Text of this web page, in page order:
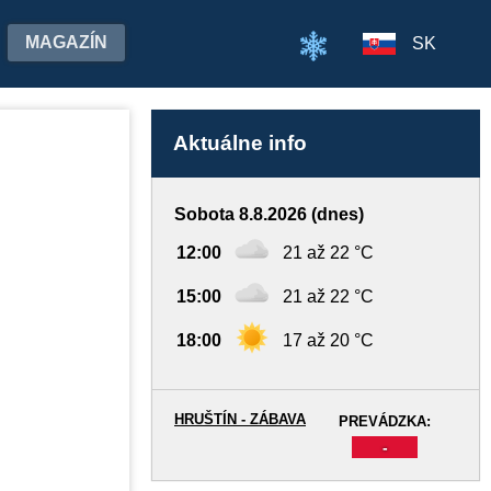
MAGAZÍN SK
Aktuálne info
Sobota 8.8.2026 (dnes)
12:00 21 až 22 °C
15:00 21 až 22 °C
18:00 17 až 20 °C
PREVÁDZKA:
-
HRUŠTÍN - ZÁBAVA